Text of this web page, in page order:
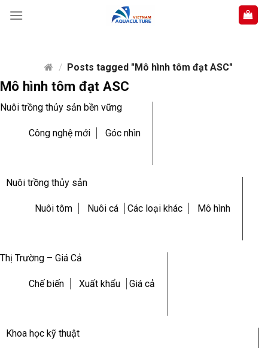
/ Posts tagged "Mô hình tôm đạt ASC"
Mô hình tôm đạt ASC
Nuôi trồng thủy sản bền vững
Công nghệ mới Góc nhìn
Nuôi trồng thủy sản
Nuôi tôm Nuôi cá Các loại khác Mô hình
Thị Trường – Giá Cả
Chế biến Xuất khẩu Giá cả
Khoa học kỹ thuật